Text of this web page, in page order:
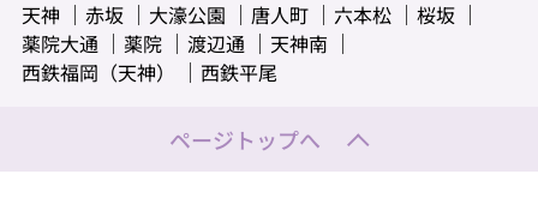
天神
赤坂 大濠公園 唐人町 六本松
桜坂
薬院大通
薬院 渡辺通
天神南
西鉄福岡（天神）
西鉄平尾
ページトップへ